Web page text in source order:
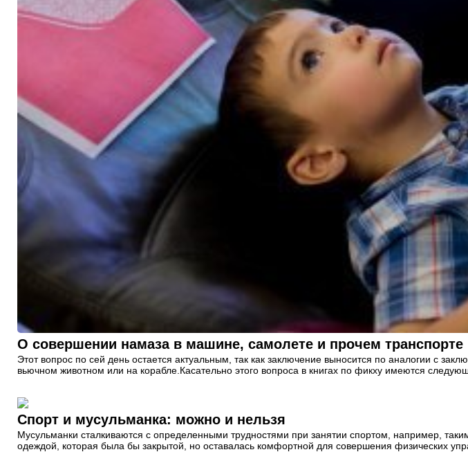
О совершении намаза в машине, самолете и прочем транспорте
Этот вопрос по сей день остается актуальным, так как заключение выносится по аналогии с
вьючном животном или на корабле.Касательно этого вопроса в книгах по фикху имеются
Спорт и мусульманка: можно и нельзя
Мусульманки сталкиваются с определенными трудностями при занятии спортом, например,
одеждой, которая была бы закрытой, но оставалась комфортной для совершения физических